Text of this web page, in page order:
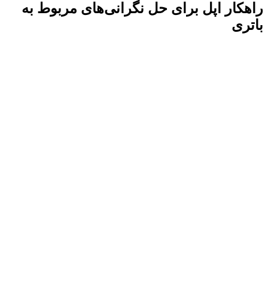
راهکار اپل برای حل نگرانی‌های مربوط به
باتری